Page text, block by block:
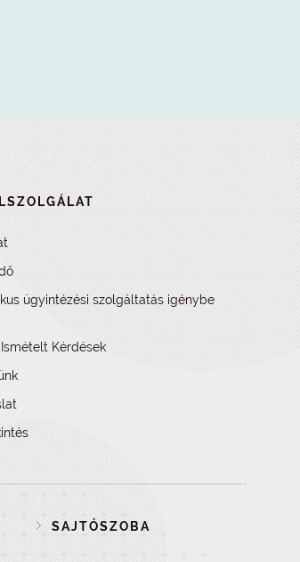
ügyintézési szolgáltatás igénybe
Kérdések
SAJTÓSZOBA